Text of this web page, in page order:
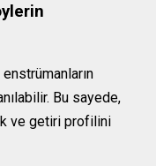
Bu sayede,
ve getiri profilini